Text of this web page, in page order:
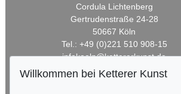
Cordula Lichtenberg
Gertrudenstraße 24-28
50667 Köln
Tel.: +49 (0)221 510 908-15
infokoeln@kettererkunst.de
Willkommen bei Ketterer Kunst